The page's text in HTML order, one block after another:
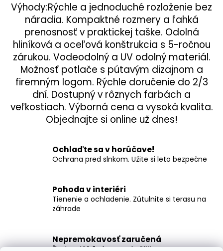
Výhody:Rýchle a jednoduché rozloženie bez
náradia. Kompaktné rozmery a ľahká
prenosnosť v praktickej taške. Odolná
hliníková a oceľová konštrukcia s 5-ročnou
zárukou. Vodeodolný a UV odolný materiál.
Možnosť potlače s pútavým dizajnom a
firemným logom. Rýchle doručenie do 2/3
dní. Dostupný v rôznych farbách a
veľkostiach. Výborná cena a vysoká kvalita.
Objednajte si online už dnes!
Ochlaďte sa v horúčave!
Ochrana pred slnkom. Užite si leto bezpečne
Pohoda v interiéri
Tienenie a ochladenie. Zútulnite si terasu na
záhrade
Nepremokavosť zaručená
Žiadny dážď vás nezaskočí!!!